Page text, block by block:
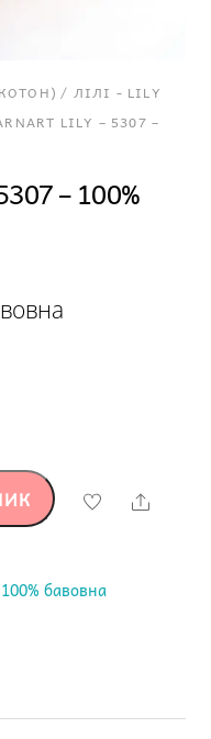
/ ЛІЛІ - LILY
LILY – 5307 –
– 100%
Share
бавовна